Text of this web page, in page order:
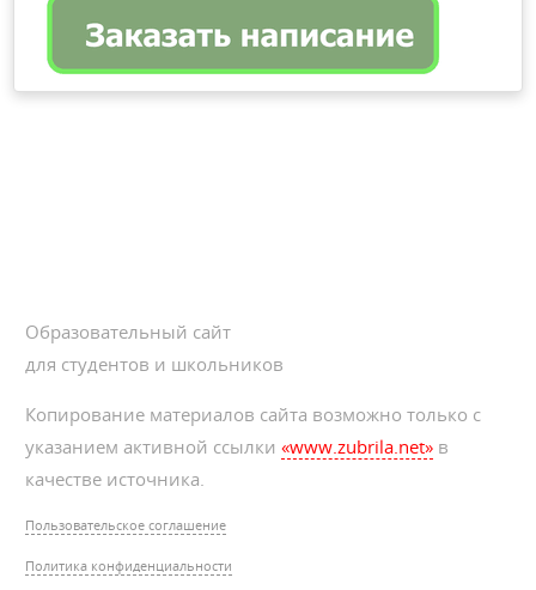
Образовательный сайт
для студентов и школьников
Копирование материалов сайта возможно только с
указанием активной ссылки«www.zubrila.net» в
качестве источника.
Пользовательское соглашение
Политика конфиденциальности